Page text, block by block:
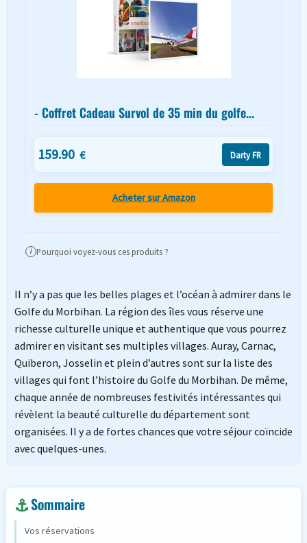
- Coffret Cadeau Survol de 35 min du golfe...
159.90 € Darty FR
Acheter sur Amazon
i Pourquoi voyez-vous ces produits ?
Il n’y a pas que les belles plages et l’océan à admirer dans le
Golfe du Morbihan. La région des îles vous réserve une
richesse culturelle unique et authentique que vous pourrez
admirer en visitant ses multiples villages. Auray, Carnac,
Quiberon, Josselin et plein d’autres sont sur la liste des
villages qui font l’histoire du Golfe du Morbihan. De même,
chaque année de nombreuses festivités intéressantes qui
révèlent la beauté culturelle du département sont
organisées. Il y a de fortes chances que votre séjour coïncide
avec quelques-unes.
Sommaire
Vos réservations